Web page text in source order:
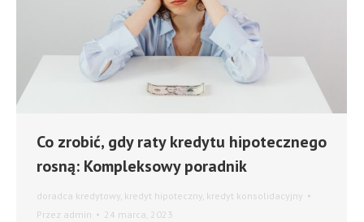
Co zrobić, gdy raty kredytu hipotecznego
rosną: Kompleksowy poradnik
doradca kredytowy kredyt hipoteczny kredyt konsolidacyjny
Przez admin 24 marca, 2023